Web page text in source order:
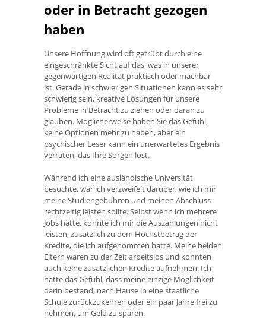
oder in Betracht gezogen
haben
Unsere Hoffnung wird oft getrübt durch eine
eingeschränkte Sicht auf das, was in unserer
gegenwärtigen Realität praktisch oder machbar
ist. Gerade in schwierigen Situationen kann es sehr
schwierig sein, kreative Lösungen für unsere
Probleme in Betracht zu ziehen oder daran zu
glauben. Möglicherweise haben Sie das Gefühl,
keine Optionen mehr zu haben, aber ein
psychischer Leser kann ein unerwartetes Ergebnis
verraten, das Ihre Sorgen löst.
Während ich eine ausländische Universität
besuchte, war ich verzweifelt darüber, wie ich mir
meine Studiengebühren und meinen Abschluss
rechtzeitig leisten sollte. Selbst wenn ich mehrere
Jobs hatte, konnte ich mir die Auszahlungen nicht
leisten, zusätzlich zu dem Höchstbetrag der
Kredite, die ich aufgenommen hatte. Meine beiden
Eltern waren zu der Zeit arbeitslos und konnten
auch keine zusätzlichen Kredite aufnehmen. Ich
hatte das Gefühl, dass meine einzige Möglichkeit
darin bestand, nach Hause in eine staatliche
Schule zurückzukehren oder ein paar Jahre frei zu
nehmen, um Geld zu sparen.